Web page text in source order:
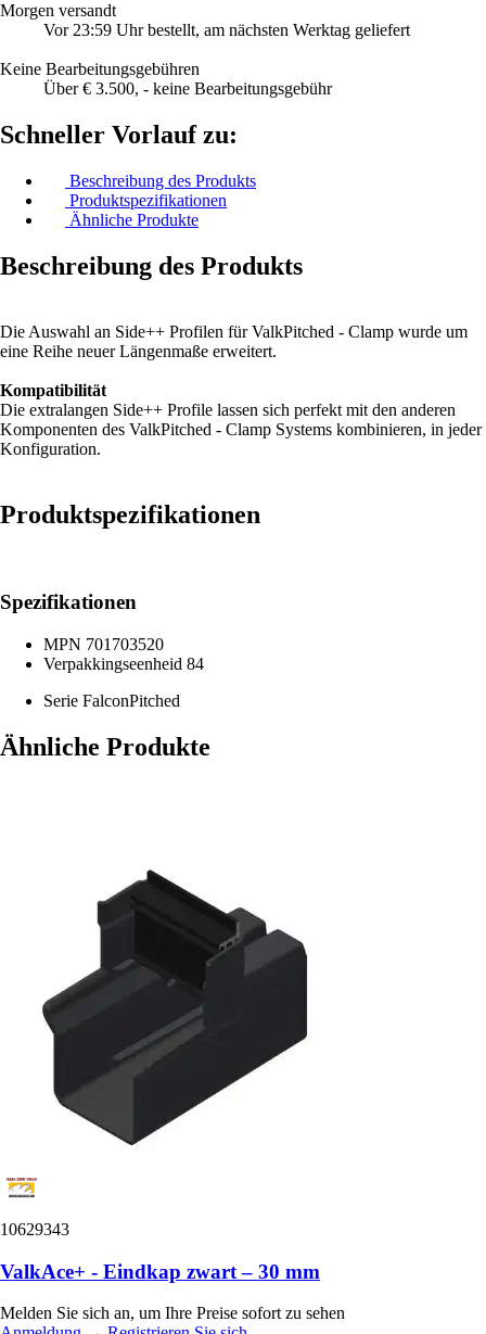
Morgen versandt
Vor 23:59 Uhr bestellt, am nächsten Werktag geliefert
Keine Bearbeitungsgebühren
Über € 3.500, - keine Bearbeitungsgebühr
Schneller Vorlauf zu:
Beschreibung des Produkts
Produktspezifikationen
Ähnliche Produkte
Beschreibung des Produkts
Die Auswahl an Side++ Profilen für ValkPitched - Clamp wurde um
eine Reihe neuer Längenmaße erweitert.
Kompatibilität
Die extralangen Side++ Profile lassen sich perfekt mit den anderen
Komponenten des ValkPitched - Clamp Systems kombinieren, in jeder
Konfiguration.
Produktspezifikationen
Spezifikationen
MPN 701703520
Verpakkingseenheid 84
Serie FalconPitched
Ähnliche Produkte
10629343
ValkAce+ - Eindkap zwart – 30 mm
Melden Sie sich an, um Ihre Preise sofort zu sehen